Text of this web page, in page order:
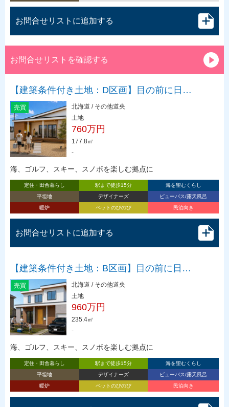
お問合せリストに追加する
お問合せリストを確認する
【建築条件付き土地：D区画】目の前に日…
売買
北海道 / その他道央
土地
760万円
177.8㎡
-
海、ゴルフ、スキー、スノボを楽しむ拠点に
定住・田舎暮らし 駅まで徒歩15分
海を望むくらし
平坦地
デザイナーズ
ビューバス/露天風呂
暖炉
ペットのびのび 民泊向き
お問合せリストに追加する
【建築条件付き土地：B区画】目の前に日…
売買
北海道 / その他道央
土地
960万円
235.4㎡
-
海、ゴルフ、スキー、スノボを楽しむ拠点に
定住・田舎暮らし 駅まで徒歩15分
海を望むくらし
平坦地
デザイナーズ
ビューバス/露天風呂
暖炉
ペットのびのび 民泊向き